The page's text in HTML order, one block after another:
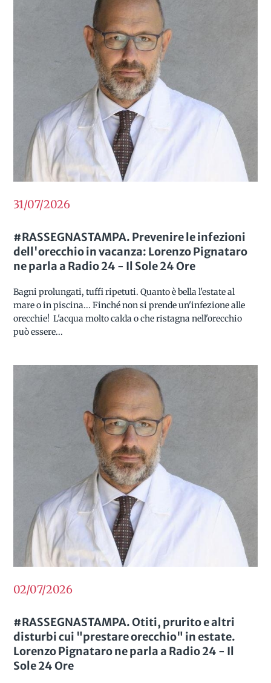
31/07/2026
#RASSEGNASTAMPA. Prevenire le infezioni
dell'orecchio in vacanza: Lorenzo Pignataro
ne parla a Radio 24 - Il Sole 24 Ore
Bagni prolungati, tuffi ripetuti. Quanto è bella l'estate al
mare o in piscina... Finché non si prende un'infezione alle
orecchie! L'acqua molto calda o che ristagna nell'orecchio
può essere...
02/07/2026
#RASSEGNASTAMPA. Otiti, prurito e altri
disturbi cui "prestare orecchio" in estate.
Lorenzo Pignataro ne parla a Radio 24 - Il
Sole 24 Ore